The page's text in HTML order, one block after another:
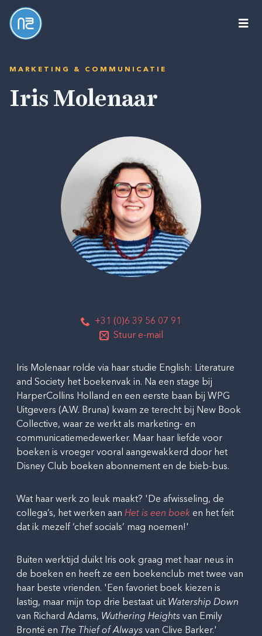
New
MARKETING & COMMUNICATIE
Iris Molenaar
+31 (0)6 39 56 07 91
Stuur e-mail
Iris Molenaar rolde via haar studie English: Literature
and Society het boekenvak in. Na een stage bij
HarperCollins Holland en een eerste baan bij WPG
Uitgevers (A.W. Bruna) kwam ze terecht bij New Book
Collective, waar ze werkt als marketing- en
communicatiemedewerker. Maar haar liefde voor
boeken is vroeger vooral aangewakkerd door het
Disney Club boeken abonnement en de bieb-bus.
Wat haar werk zo leuk maakt? 'De afwisseling, de
collega’s, het werken aan Het is een boek en het feit
dat ik mezelf ‘chef socials’ mag noemen!'
Buiten werktijd duikt Iris ook graag met haar neus in
de boeken en heeft ze een boekenclub met twee van
haar beste vrienden. 'Een favoriet boek kiezen is
lastig, maar mijn top drie bestaat uit Watership Down
van Richard Adams, Wuthering Heights van Emily
Brontë en The Thief of Always van Clive Barker.'